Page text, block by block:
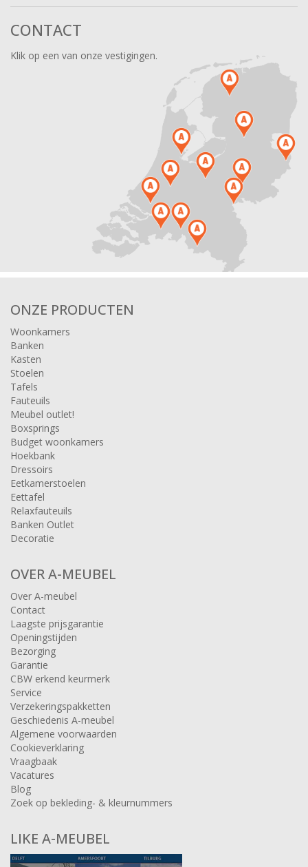
CONTACT
Klik op een van onze vestigingen.
ONZE PRODUCTEN
Woonkamers
Banken
Kasten
Stoelen
Tafels
Fauteuils
Meubel outlet!
Boxsprings
Budget woonkamers
Hoekbank
Dressoirs
Eetkamerstoelen
Eettafel
Relaxfauteuils
Banken Outlet
Decoratie
OVER A-MEUBEL
Over A-meubel
Contact
Laagste prijsgarantie
Openingstijden
Bezorging
Garantie
CBW erkend keurmerk
Service
Verzekeringspakketten
Geschiedenis A-meubel
Algemene voorwaarden
Cookieverklaring
Vraagbaak
Vacatures
Blog
Zoek op bekleding- & kleurnummers
LIKE A-MEUBEL